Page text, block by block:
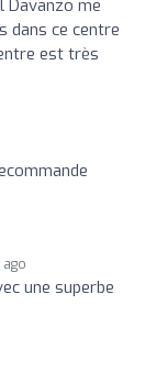
Davanzo me
dans ce centre
est très
une superbe